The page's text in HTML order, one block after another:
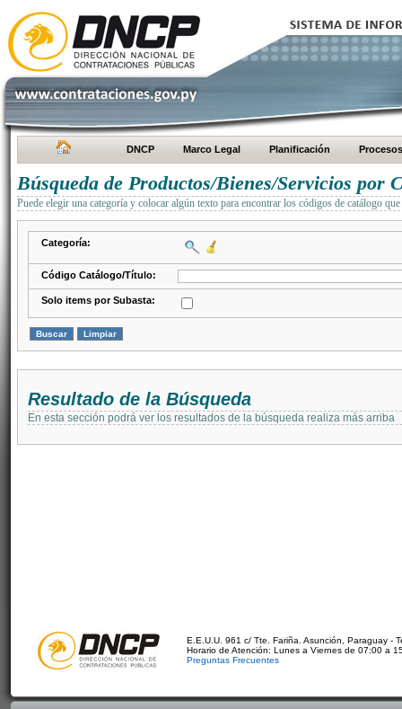
DNCP Marco Legal Planificación Procesos
Búsqueda de Productos/Bienes/Servicios por
Puede elegir una categoría y colocar algún texto para encontrar los códigos de catálogo
Categoría:
Código Catálogo/Título:
Solo items por Subasta:
Resultado de la Búsqueda
En esta sección podrá ver los resultados de la búsqueda realiza más arriba
E.E.U.U. 961 c/ Tte. Fariña. Asunción, Paraguay -
Horario de Atención: Lunes a Viernes de 07:00 a
Preguntas Frecuentes